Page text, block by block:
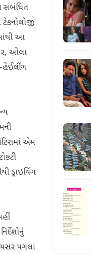
સંબંધિત
આ
ઓલા
હેઈલીંગ
એમ
ડ્રાઇવિંગ
પગલાં